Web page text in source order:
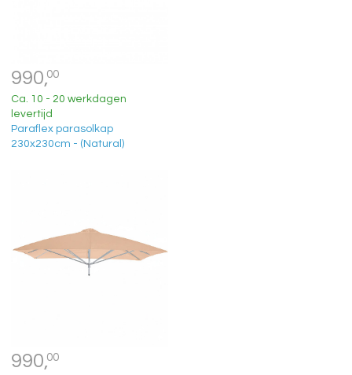
990,00
Ca. 10 - 20 werkdagen
levertijd
Paraflex parasolkap
230x230cm - (Natural)
990,00